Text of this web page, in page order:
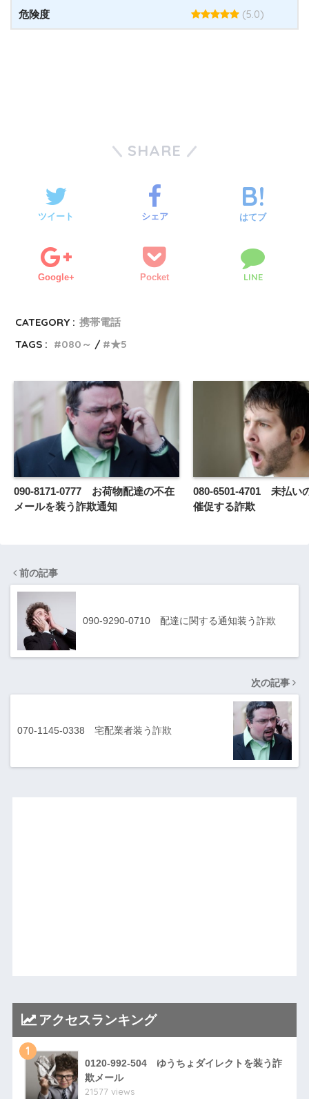
危険度 (5.0)
SHARE
ツイート シェア はてブ
Google+ Pocket LINE
CATEGORY : 携帯電話
TAGS :
080～ ★5
090-8171-0777 お荷物配達の不在
メールを装う詐欺通知
080-6501-4701 未払い
催促する詐欺
前の記事
090-9290-0710 配達に関する通知装う詐欺
次の記事
070-1145-0338 宅配業者装う詐欺
アクセスランキング
1
0120-992-504 ゆうちょダイレクトを装う詐
欺メール
21577 views